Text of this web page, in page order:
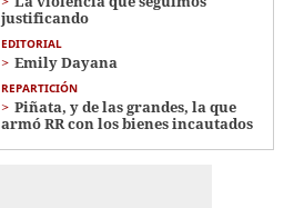
justificando
EDITORIAL
Emily Dayana
REPARTICIÓN
Piñata, y de las grandes, la que
armó RR con los bienes incautados